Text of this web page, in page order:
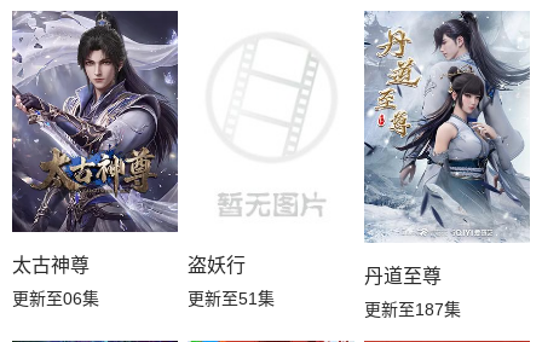
第04集 第02集
第01集
太古神尊
更新至06集
盗妖行
更新至51集
丹道至尊
更新至187集